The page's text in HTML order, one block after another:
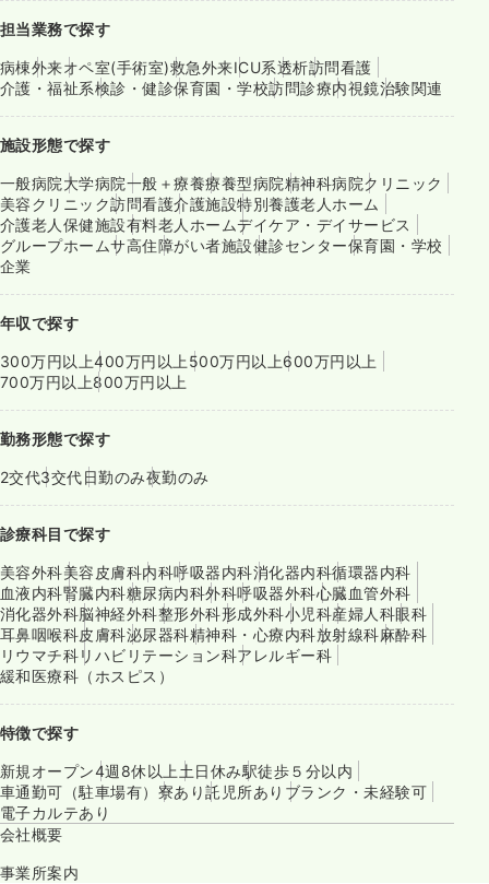
担当業務で探す
病棟外来オペ室(手術室)救急外来ICU系透析訪問看護
介護・福祉系検診・健診保育園・学校訪問診療内視鏡治験関連
施設形態で探す
一般病院大学病院一般＋療養療養型病院精神科病院クリニック
美容クリニック訪問看護介護施設特別養護老人ホーム
介護老人保健施設有料老人ホームデイケア・デイサービス
グループホームサ高住障がい者施設健診センター保育園・学校
企業
年収で探す
300万円以上400万円以上 500万円以上600万円以上
700万円以上800万円以上
勤務形態で探す
2交代3交代日勤のみ夜勤のみ
診療科目で探す
美容外科美容皮膚科内科呼吸器内科消化器内科循環器内科
血液内科腎臓内科糖尿病内科外科呼吸器外科心臓血管外科
消化器外科脳神経外科整形外科形成外科小児科産婦人科眼科
耳鼻咽喉科皮膚科泌尿器科精神科・心療内科放射線科麻酔科
リウマチ科リハビリテーション科アレルギー科
緩和医療科（ホスピス）
特徴で探す
新規オープン4週8休以上 土日休み駅徒歩５分以内
車通勤可（駐車場有） 寮あり託児所あり ブランク・未経験可
電子カルテあり
会社概要
事業所案内